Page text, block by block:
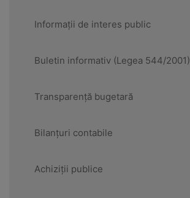
Informații de interes public
Buletin informativ (Legea 544/2001)
Transparență bugetară
Bilanțuri contabile
Achiziții publice